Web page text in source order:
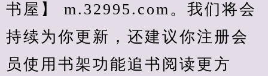
书屋】 m.32995.com。我们将会
持续为你更新，还建议你注册会
员使用书架功能追书阅读更方